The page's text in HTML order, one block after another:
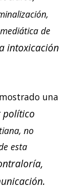
de
intoxicación
una
político
no
esta